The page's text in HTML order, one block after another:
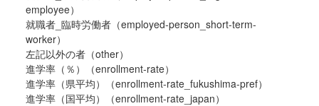
employee）
就職者_臨時労働者（employed-person_short-term-
worker）
左記以外の者（other）
進学率（％）（enrollment-rate）
進学率（県平均）（enrollment-rate_fukushima-pref）
進学率（国平均）（enrollment-rate_japan）